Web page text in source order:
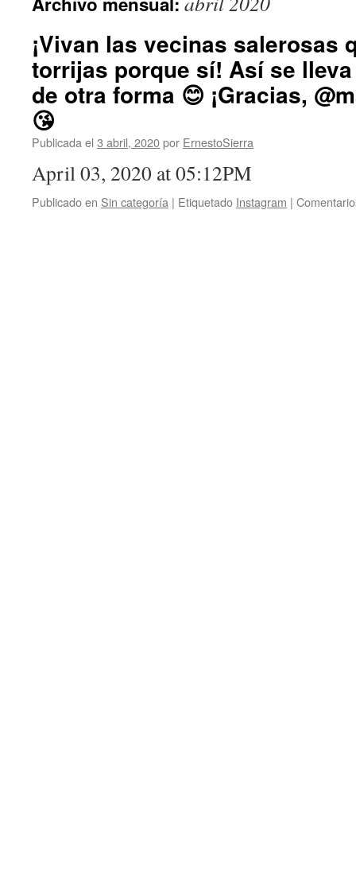
¡Vivan las vecinas salerosas
torrijas porque sí! Así se
de otra forma 😊 ¡Gracias,
😘
Publicada el 3 abril, 2020por ErnestoSierra
April 03, 2020 at 05:12PM
Publicado en Sin categoría | Etiquetado Instagram |